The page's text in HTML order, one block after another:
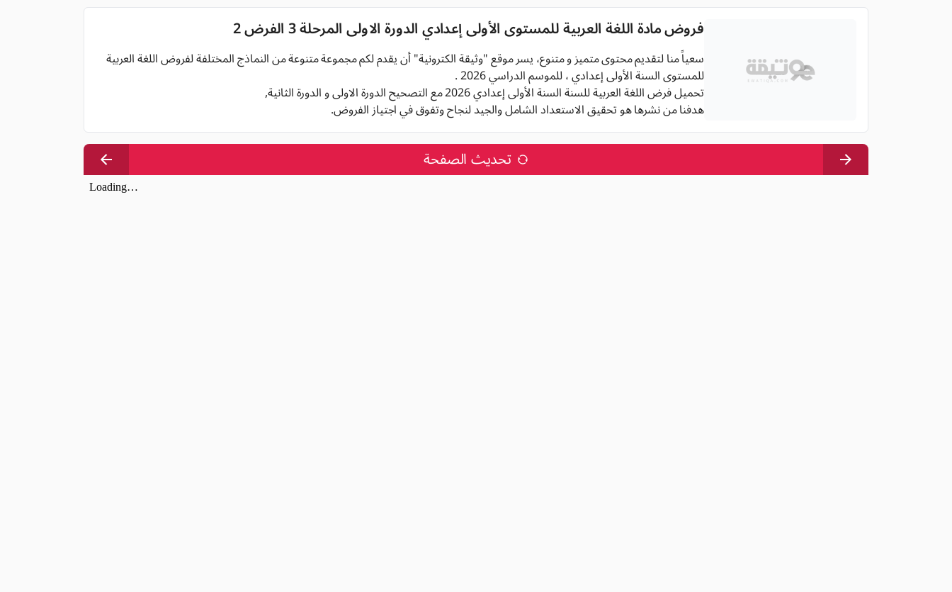
فروض مادة اللغة العربية للمستوى الأولى إعدادي الدورة الاولى المرحلة 3 الفرض 2
سعياً منا لتقديم محتوى متميز و متنوع، يسر موقع "وثيقة الكترونية" أن يقدم لكم مجموعة متنوعة من النماذج المختلفة لفروض اللغة العربية
للمستوى السنة الأولى إعدادي ، للموسم الدراسي 2026 .
تحميل فرض اللغة العربية للسنة السنة الأولى إعدادي 2026 مع التصحيح الدورة الاولى و الدورة الثانية,
هدفنا من نشرها هو تحقيق الاستعداد الشامل والجيد لنجاح وتفوق في اجتياز الفروض.
تحديث الصفحة